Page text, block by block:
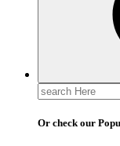
Search
for:
Or check our